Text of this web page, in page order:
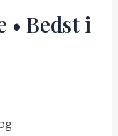
• Bedst i